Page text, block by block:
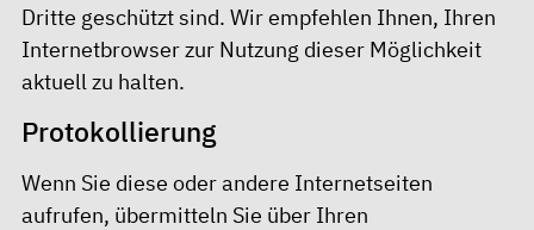
Dritte geschützt sind. Wir empfehlen Ihnen, Ihren
Internetbrowser zur Nutzung dieser Möglichkeit
aktuell zu halten.
Protokollierung
Wenn Sie diese oder andere Internetseiten
aufrufen, übermitteln Sie über Ihren